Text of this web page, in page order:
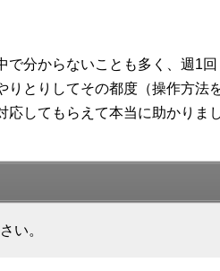
で分からないことも多く、週1
とりしてその都度（操作方法
応してもらえて本当に助かりまし
い。